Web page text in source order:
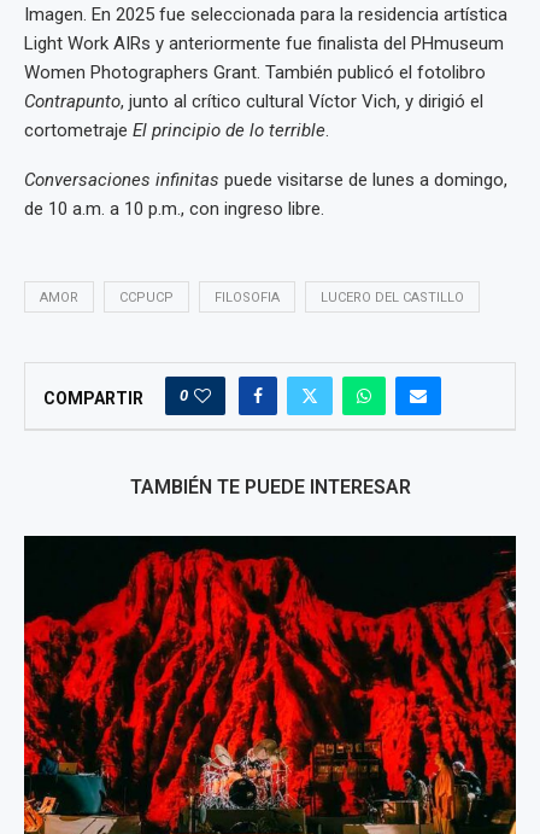
Imagen. En 2025 fue seleccionada para la residencia artística
Light Work AIRs y anteriormente fue finalista del PHmuseum
Women Photographers Grant. También publicó el fotolibro
Contrapunto, junto al crítico cultural Víctor Vich, y dirigió el
cortometraje El principio de lo terrible.
Conversaciones infinitas puede visitarse de lunes a domingo,
de 10 a.m. a 10 p.m., con ingreso libre.
AMOR CCPUCP FILOSOFIA LUCERO DEL CASTILLO
COMPARTIR 0
TAMBIÉN TE PUEDE INTERESAR